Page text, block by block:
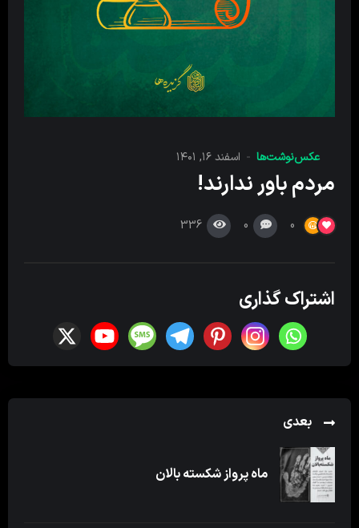
عکس‌نوشت‌ها اسفند ۱۶, ۱۴۰۱
مردم باور ندارند!
0
0
336
اشتراک گذاری
بعدی
ماه پرواز شکسته بالان